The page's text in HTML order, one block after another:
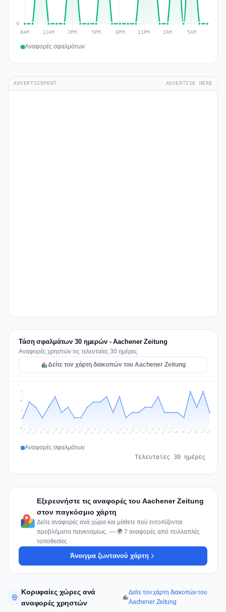
Αναφορές σφαλμάτων
ADVERTISEMENT ADVERTISE HERE
Τάση σφαλμάτων 30 ημερών - Aachener Zeitung
Αναφορές χρηστών τις τελευταίες 30 ημέρες
Δείτε τον χάρτη διακοπών του Aachener Zeitung
2
4
5
7
Jul 9 Jul 10 Jul 11 Jul 12 Jul 13 Jul 14 Jul 15 Jul 16 Jul 17 Jul 18 Jul 19 Jul 20 Jul 21 Jul 22 Jul 23 Jul 24 Jul 25 Jul 26 Jul 27 Jul 28 Jul 29 Jul 30 Jul 31 Aug 1 Aug 2 Aug 3 Aug 4 Aug 5 Aug 6 Aug 7
Αναφορές σφαλμάτων
Τελευταίες 30 ημέρες
Εξερευνήστε τις αναφορές του Aachener Zeitung
στον παγκόσμιο χάρτη
Δείτε αναφορές ανά χώρα και μάθετε πού εντοπίζονται
προβλήματα παγκοσμίως. — 🌍 7 αναφορές από πολλαπλές
τοποθεσίες
Άνοιγμα ζωντανού χάρτη
Κορυφαίες χώρες ανά
αναφορές χρηστών
Δείτε τον χάρτη διακοπών του
Aachener Zeitung